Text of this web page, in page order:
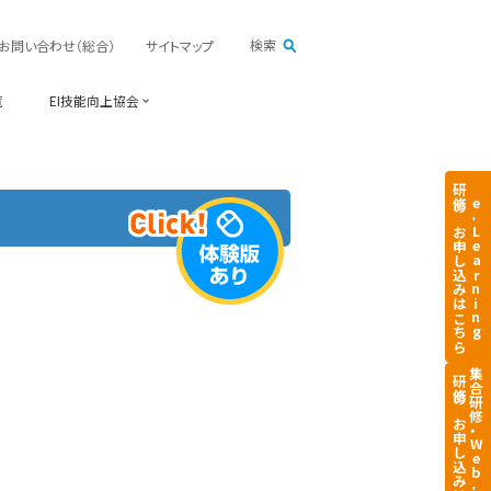
問い合わせ（総合） サイトマップ 検索
EI技能向上協会
e
Learning
研修のお申し込みはこちら
集合研修・
Web